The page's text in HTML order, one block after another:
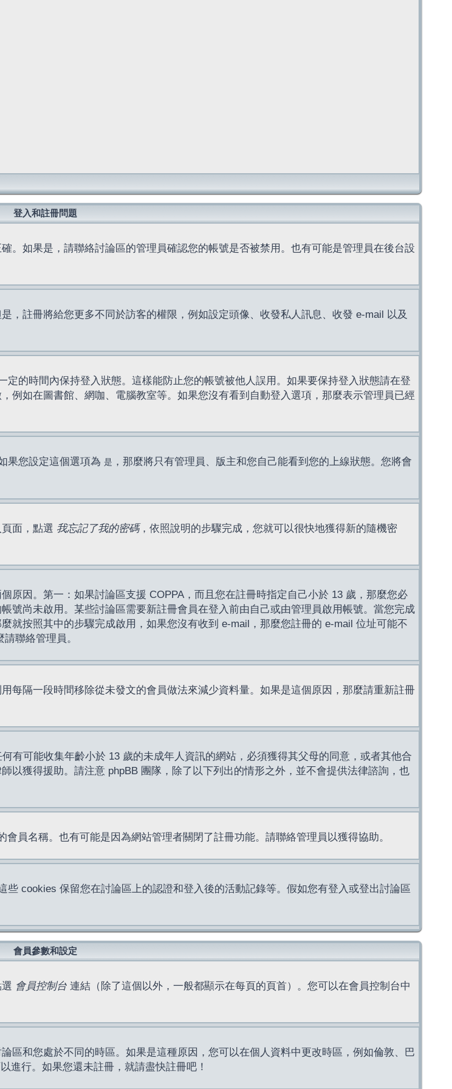
登入和註冊問題
。如果是，請聯絡討論區的管理員確認您的帳號是否被禁用。也有可能是管理員在後台設
，註冊將給您更多不同於訪客的權限，例如設定頭像、收發私人訊息、收發 e-mail 以及
定的時間內保持登入狀態。這樣能防止您的帳號被他人誤用。如果要保持登入狀態請在登
例如在圖書館、網咖、電腦教室等。如果您沒有看到自動登入選項，那麼表示管理員已經
果您設定這個選項為 是 ，那麼將只有管理員、版主和您自己能看到您的上線狀態。您將會
面，點選 我忘記了我的密碼，依照說明的步驟完成，您就可以很快地獲得新的隨機密
原因。第一：如果討論區支援 COPPA，而且您在註冊時指定自己小於 13 歲，那麼您必
號尚未啟用。某些討論區需要新註冊會員在登入前由自己或由管理員啟用帳號。當您完成
就按照其中的步驟完成啟用，如果您沒有收到 e-mail，那麼您註冊的 e-mail 位址可能不
聯絡管理員。
每隔一段時間移除從未發文的會員做法來減少資料量。如果是這個原因，那麼請重新註冊
有可能收集年齡小於 13 歲的未成年人資訊的網站，必須獲得其父母的同意，或者其他合
以獲得援助。請注意 phpBB 團隊，除了以下列出的情形之外，並不會提供法律諮詢，也
員名稱。也有可能是因為網站管理者關閉了註冊功能。請聯絡管理員以獲得協助。
些 cookies 保留您在討論區上的認證和登入後的活動記錄等。假如您有登入或登出討論區
會員參數和設定
會員控制台 連結（除了這個以外，一般都顯示在每頁的頁首）。您可以在會員控制台中
區和您處於不同的時區。如果是這種原因，您可以在個人資料中更改時區，例如倫敦、巴
進行。如果您還未註冊，就請盡快註冊吧！